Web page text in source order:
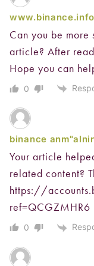
Can you be
article? After
Hope you can
0
binance
Your article
related content?
https://
ref=QCGZMHR6
0